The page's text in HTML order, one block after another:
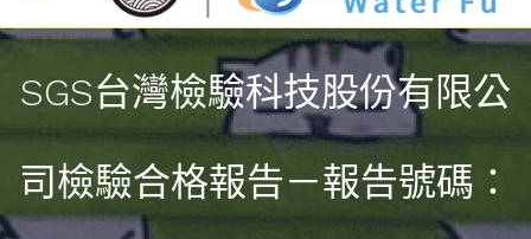
SGS台灣檢驗科技股份有限公
司檢驗合格報告－報告號碼：